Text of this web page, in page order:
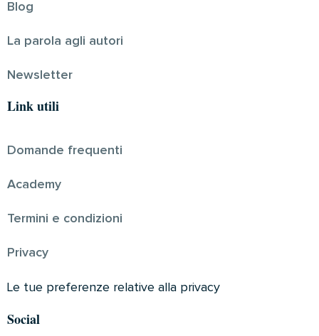
Blog
La parola agli autori
Newsletter
Link utili
Domande frequenti
Academy
Termini e condizioni
Privacy
Le tue preferenze relative alla privacy
Social